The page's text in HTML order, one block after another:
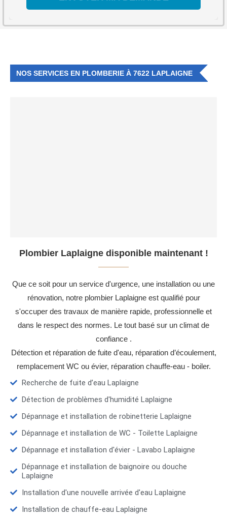
NOS SERVICES EN PLOMBERIE À 7622 LAPLAIGNE
Plombier Laplaigne disponible maintenant !
Que ce soit pour un service d'urgence, une installation ou une
rénovation, notre plombier Laplaigne est qualifié pour
s'occuper des travaux de manière rapide, professionnelle et
dans le respect des normes. Le tout basé sur un climat de
confiance .
Détection et réparation de fuite d'eau, réparation d’écoulement,
remplacement WC ou évier, réparation chauffe-eau - boiler.
Recherche de fuite d’eau Laplaigne
Détection de problèmes d'humidité Laplaigne
Dépannage et installation de robinetterie Laplaigne
Dépannage et installation de WC - Toilette Laplaigne
Dépannage et installation d'évier - Lavabo Laplaigne
Dépannage et installation de baignoire ou douche
Laplaigne
Installation d'une nouvelle arrivée d'eau Laplaigne
Installation de chauffe-eau Laplaigne